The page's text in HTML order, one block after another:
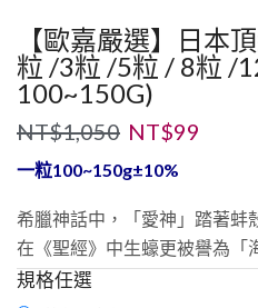
【歐嘉嚴選】日本
粒 /3粒 /5粒 / 8粒 /
100~150G)
NT$1,050 NT$99
一粒100~150g±10%
希臘神話中，「愛神」踏著蚌
在《聖經》中生蠔更被譽為「
規格任選